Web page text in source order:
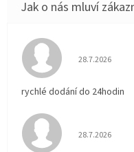
Hodnocení
28.7.2026
rychlé dodání do 24hodin
Hodnocení
28.7.2026